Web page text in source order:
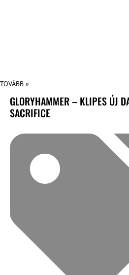
TOVÁBB »
GLORYHAMMER – KLIPES ÚJ
SACRIFICE